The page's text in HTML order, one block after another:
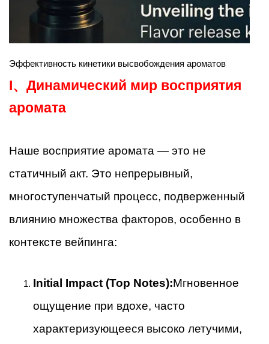
Эффективность кинетики высвобождения ароматов
I、 Динамический мир восприятия
аромата
Наше восприятие аромата — это не
статичный акт. Это непрерывный,
многоступенчатый процесс, подверженный
влиянию множества факторов, особенно в
контексте вейпинга:
Initial Impact (Top Notes):Мгновенное
ощущение при вдохе, часто
характеризующееся высоко летучими,